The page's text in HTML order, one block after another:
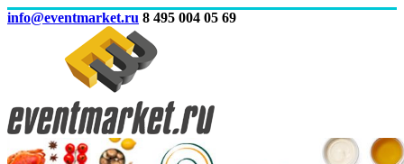
info@eventmarket.ru 8 495 004 05 69